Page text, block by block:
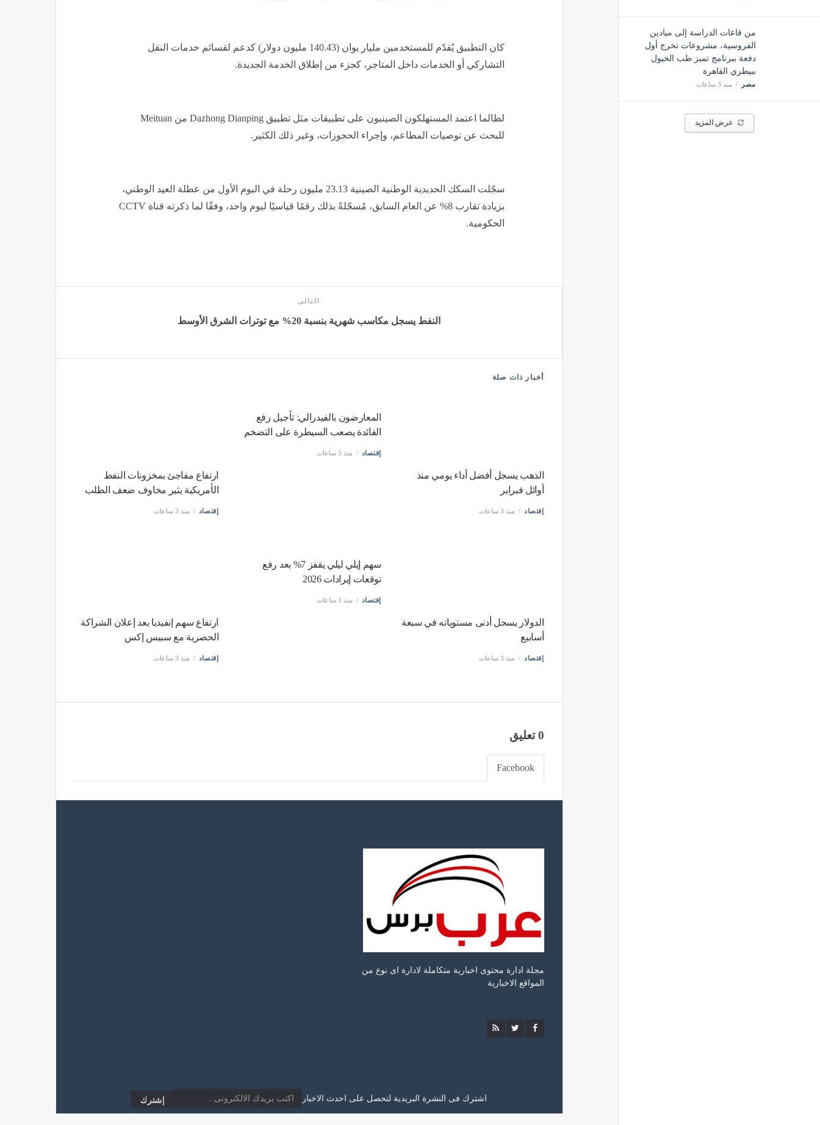
من قاعات الدراسة إلى ميادين
الفروسية، مشروعات تخرج أول
دفعة ببرنامج تميز طب الخيول
ببيطري القاهرة
مصر منذ 3 ساعات
عرض المزيد
كان التطبيق يُقدّم للمستخدمين مليار يوان (140.43 مليون دولار) كدعم لقسائم خدمات النقل
التشاركي أو الخدمات داخل المتاجر، كجزء من إطلاق الخدمة الجديدة.
لطالما اعتمد المستهلكون الصينيون على تطبيقات مثل تطبيق Dazhong Dianping من Meituan
للبحث عن توصيات المطاعم، وإجراء الحجوزات، وغير ذلك الكثير.
سجّلت السكك الحديدية الوطنية الصينية 23.13 مليون رحلة في اليوم الأول من عطلة العيد الوطني،
بزيادة تقارب 8% عن العام السابق، مُسجّلةً بذلك رقمًا قياسيًا ليوم واحد، وفقًا لما ذكرته قناة CCTV
الحكومية.
التالى
النفط يسجل مكاسب شهرية بنسبة 20% مع توترات الشرق الأوسط
أخبار ذات صلة
الذهب يسجل أفضل أداء يومي منذ
أوائل فبراير
إقتصاد منذ 3 ساعات
المعارضون بالفيدرالي: تأجيل رفع
الفائدة يصعب السيطرة على التضخم
إقتصاد منذ 3 ساعات
ارتفاع مفاجئ بمخزونات النفط
الأمريكية يثير مخاوف ضعف الطلب
إقتصاد منذ 3 ساعات
الدولار يسجل أدنى مستوياته في سبعة
أسابيع
إقتصاد منذ 3 ساعات
سهم إيلي ليلي يقفز 7% بعد رفع
توقعات إيرادات 2026
إقتصاد منذ 3 ساعات
ارتفاع سهم إنفيديا بعد إعلان الشراكة
الحصرية مع سبيس إكس
إقتصاد منذ 3 ساعات
0 تعليق
Facebook
مجلة ادارة محتوى اخبارية متكاملة لادارة اى نوع من
المواقع الاخبارية
اشترك فى النشرة البريدية لتحصل على احدث الاخبار